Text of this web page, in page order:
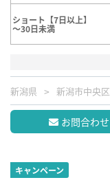
ショート【7日以上】
～30日未満
新潟県 新潟市中央区
お問合わせ
キャンペーン